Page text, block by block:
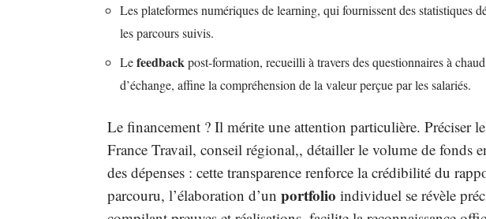
Les plateformes numériques de learning, qui fournissent des statistiques
les parcours suivis.
Lefeedback post-formation, recueilli à travers des questionnaires à
d’échange, affine la compréhension de la valeur perçue par les salariés.
Le financement ? Il mérite une attention particulière. Préciser
France Travail, conseil régional,, détailler le volume de fonds
des dépenses : cette transparence renforce la crédibilité du
parcouru, l’élaboration d’un portfolio individuel se révèle